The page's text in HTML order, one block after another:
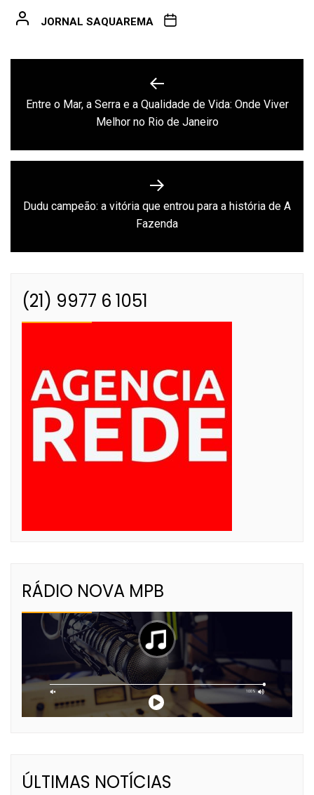
JORNAL SAQUAREMA
de
Previous
post:
Entre o Mar, a Serra e a Qualidade de Vida: Onde Viver
Melhor no Rio de Janeiro
Next
post:
Dudu campeão: a vitória que entrou para a história de A
Fazenda
(21) 9977 6 1051
RÁDIO NOVA MPB
ÚLTIMAS NOTÍCIAS